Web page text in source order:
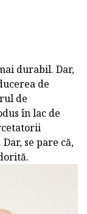
durabil. Dar,
de
de
în lac de
se pare că,